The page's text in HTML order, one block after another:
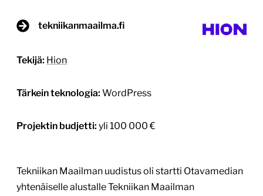
tekniikanmaailma.fi
Tekijä: Hion
Tärkein teknologia: WordPress
Projektin budjetti: yli 100 000 €
Tekniikan Maailman uudistus oli startti Otavamedian
yhtenäiselle alustalle Tekniikan Maailman